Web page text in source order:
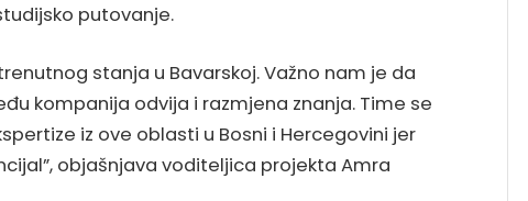
putovanje.
stanja u Bavarskoj. Važno nam je da
kompanija odvija i razmjena znanja. Time se
iz ove oblasti u Bosni i Hercegovini jer
objašnjava voditeljica projekta Amra